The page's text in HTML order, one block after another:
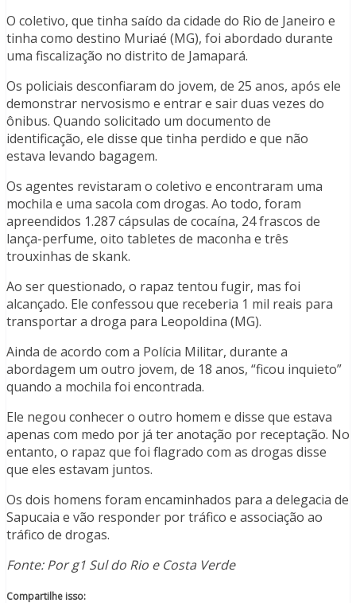
O coletivo, que tinha saído da cidade do Rio de Janeiro e
tinha como destino Muriaé (MG), foi abordado durante
uma fiscalização no distrito de Jamapará.
Os policiais desconfiaram do jovem, de 25 anos, após ele
demonstrar nervosismo e entrar e sair duas vezes do
ônibus. Quando solicitado um documento de
identificação, ele disse que tinha perdido e que não
estava levando bagagem.
Os agentes revistaram o coletivo e encontraram uma
mochila e uma sacola com drogas. Ao todo, foram
apreendidos 1.287 cápsulas de cocaína, 24 frascos de
lança-perfume, oito tabletes de maconha e três
trouxinhas de skank.
Ao ser questionado, o rapaz tentou fugir, mas foi
alcançado. Ele confessou que receberia 1 mil reais para
transportar a droga para Leopoldina (MG).
Ainda de acordo com a Polícia Militar, durante a
abordagem um outro jovem, de 18 anos, “ficou inquieto”
quando a mochila foi encontrada.
Ele negou conhecer o outro homem e disse que estava
apenas com medo por já ter anotação por receptação. No
entanto, o rapaz que foi flagrado com as drogas disse
que eles estavam juntos.
Os dois homens foram encaminhados para a delegacia de
Sapucaia e vão responder por tráfico e associação ao
tráfico de drogas.
Fonte: Por g1 Sul do Rio e Costa Verde
Compartilhe isso: